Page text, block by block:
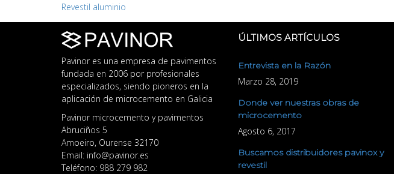
Revestil aluminio
Pavinor es una empresa de pavimentos
fundada en 2006 por profesionales
especializados, siendo pioneros en la
aplicación de microcemento en Galicia
Pavinor microcemento y pavimentos
Abruciños 5
Amoeiro, Ourense 32170
Email: info@pavinor.es
Teléfono: 988 279 982
ÚLTIMOS ARTÍCULOS
Entrevista en la Razón
Marzo 28, 2019
Donde ver nuestras obras de
microcemento
Agosto 6, 2017
Buscamos distribuidores pavinox y
revestil